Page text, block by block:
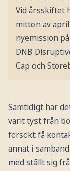
Vid årsskiftet
mitten av
nyemission
DNB
Cap och
Samtidigt har
varit tyst från
försökt få
annat i
med ställt sig